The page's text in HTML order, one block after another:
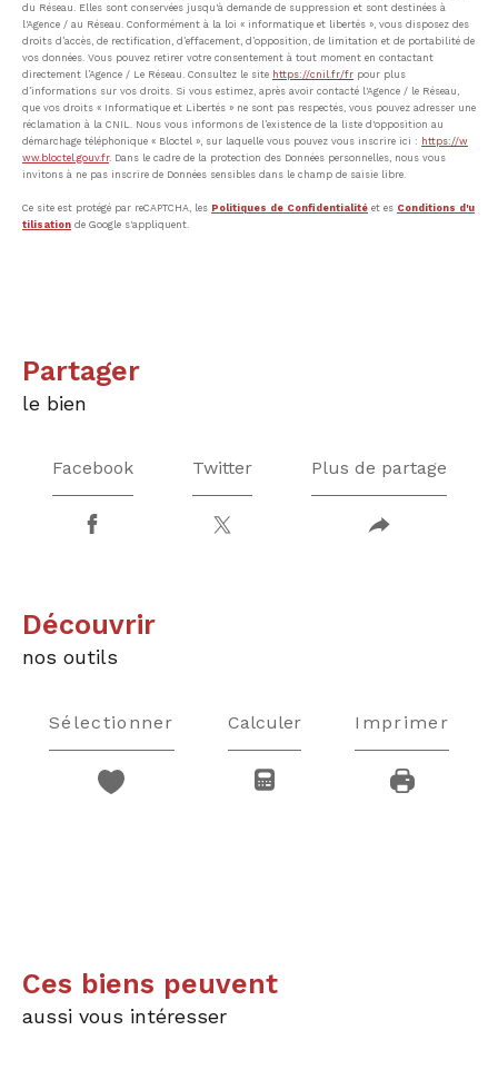
du Réseau. Elles sont conservées jusqu'à demande de suppression et sont destinées à
l'Agence / au Réseau. Conformément à la loi « informatique et libertés », vous disposez des
droits d’accès, de rectification, d’effacement, d’opposition, de limitation et de portabilité de
vos données. Vous pouvez retirer votre consentement à tout moment en contactant
directement l’Agence / Le Réseau. Consultez le site https://cnil.fr/fr pour plus
d’informations sur vos droits. Si vous estimez, après avoir contacté l'Agence / le Réseau,
que vos droits « Informatique et Libertés » ne sont pas respectés, vous pouvez adresser une
réclamation à la CNIL. Nous vous informons de l’existence de la liste d'opposition au
démarchage téléphonique « Bloctel », sur laquelle vous pouvez vous inscrire ici : https://w
ww.bloctel.gouv.fr. Dans le cadre de la protection des Données personnelles, nous vous
invitons à ne pas inscrire de Données sensibles dans le champ de saisie libre.
Ce site est protégé par reCAPTCHA, les Politiques de Confidentialité et es Conditions d'u
tilisation de Google s'appliquent.
partager
le bien
Facebook Twitter Plus de partage
découvrir
nos outils
Sélectionner Calculer Imprimer
Ces biens peuvent
aussi vous intéresser